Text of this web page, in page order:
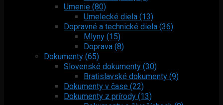
Umenie (80)
Umelecké diela (13)
Dopravné a technické diela (36)
Mlyny (15)
Doprava (8)
Dokumenty (65)
Slovenské dokumenty (30)
Bratislavské dokumenty (9)
Dokumenty v čase (22)
Dokumenty z prírody (13)